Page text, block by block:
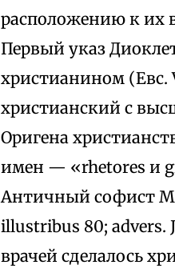
расположению к их
Первый указ
христианином
христианский с
Оригена
имен — «rhetores и
Античный софист
illustribus 80; advers.
врачей сделалось